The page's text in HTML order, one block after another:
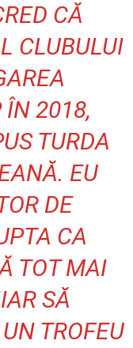
CĂ
CLUBULUI
ÎN 2018,
TURDA
EU
DE
CA
TOT MAI
SĂ
TROFEU